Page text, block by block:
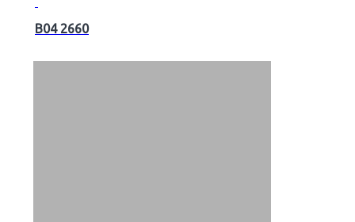
B04 2660